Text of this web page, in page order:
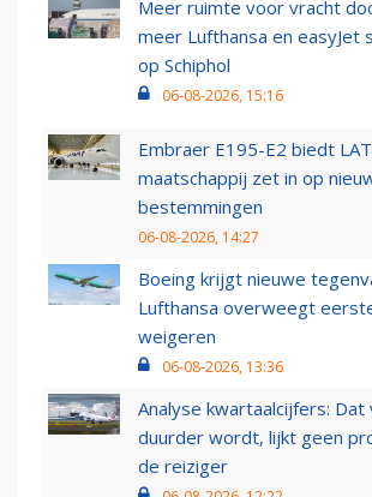
Meer ruimte voor vracht
meer Lufthansa en easyJet
op Schiphol
06-08-2026, 15:16
Embraer E195-E2 biedt
maatschappij zet in op
bestemmingen
06-08-2026, 14:27
Boeing krijgt nieuwe
Lufthansa overweegt
weigeren
06-08-2026, 13:36
Analyse kwartaalcijfers: Dat
duurder wordt, lijkt geen
de reiziger